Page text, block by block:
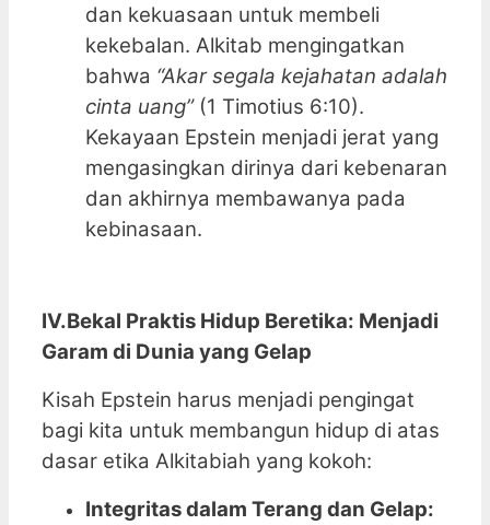
dan kekuasaan untuk membeli
kekebalan. Alkitab mengingatkan
bahwa “Akar segala kejahatan adalah
cinta uang”(1 Timotius 6:10).
Kekayaan Epstein menjadi jerat yang
mengasingkan dirinya dari kebenaran
dan akhirnya membawanya pada
kebinasaan.
IV.Bekal Praktis Hidup Beretika: Menjadi
Garam di Dunia yang Gelap
Kisah Epstein harus menjadi pengingat
bagi kita untuk membangun hidup di atas
dasar etika Alkitabiah yang kokoh:
Integritas dalam Terang dan Gelap: